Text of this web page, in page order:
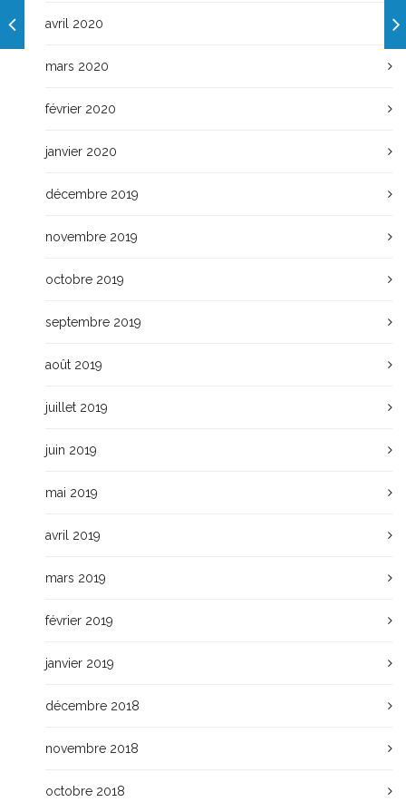
avril 2020
mars 2020
février 2020
janvier 2020
décembre 2019
novembre 2019
octobre 2019
septembre 2019
août 2019
juillet 2019
juin 2019
mai 2019
avril 2019
mars 2019
février 2019
janvier 2019
décembre 2018
novembre 2018
octobre 2018